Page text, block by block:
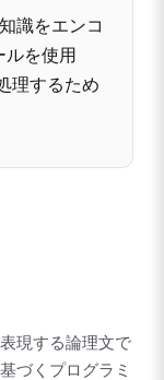
識をエンコ
ルを使用
理するため
現する論理文で
づくプログラミ